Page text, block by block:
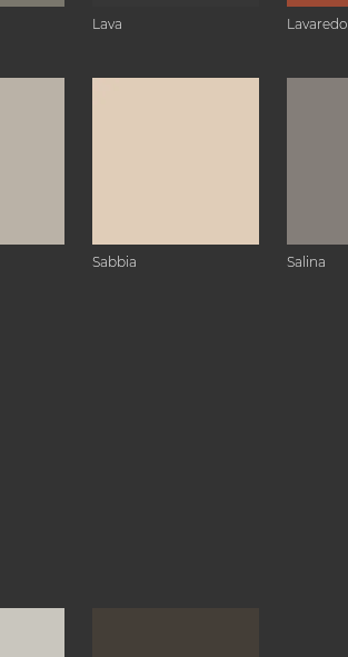
Lava Lavaredo
Sabbia Salina